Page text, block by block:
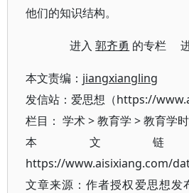
他们的知识结构。
进入郭齐勇 的专栏 进
本文责编： jiangxiangling
发信站：爱思想（https://
栏目： 学术>教育学 >教育学
本文链
https://www.aisixiang.com/
文章来源：作者授权爱思想发